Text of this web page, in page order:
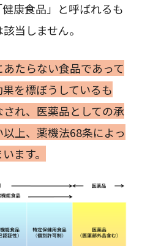
康食品」と呼ばれるも
当しません。
あたらない食品であって
を標ぼうしているも
れ、医薬品としての承
上、薬機法68条によっ
ます。